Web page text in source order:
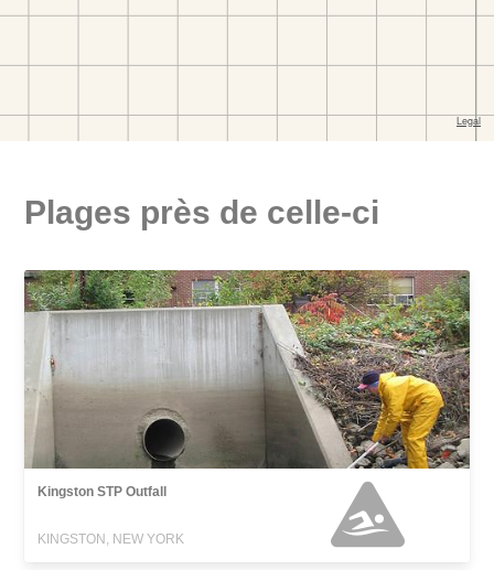
Plages près de celle-ci
Kingston STP Outfall
KINGSTON, NEW YORK